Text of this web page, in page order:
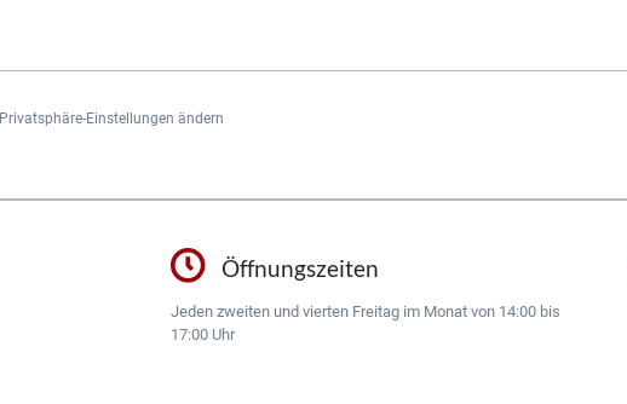
Privatsphäre-Einstellungen ändern
Öffnungszeiten
Jeden zweiten und vierten Freitag im Monat von 14:00 bis
17:00 Uhr